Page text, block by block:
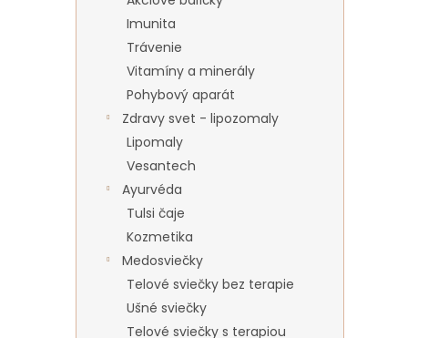
Imunita
Trávenie
Vitamíny a minerály
Pohybový aparát
Zdravy svet - lipozomaly
Lipomaly
Vesantech
Ayurvéda
Tulsi čaje
Kozmetika
Medosviečky
Telové sviečky bez terapie
Ušné sviečky
Telové sviečky s terapiou